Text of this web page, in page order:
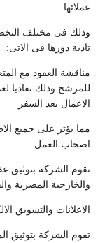
عملائها
وذلك فى مختلف
تادية دورها فى الاتى:
مناقشة العقود مع
للمرشح وذلك تفاديا
الاعمال بعد السفر
مما يؤثر على جميع
اصحاب العمل
تقوم الشركة بتوثيق
والخارجية المصرية
الاعلانات والتسويق
تقوم الشركة بتوثيق